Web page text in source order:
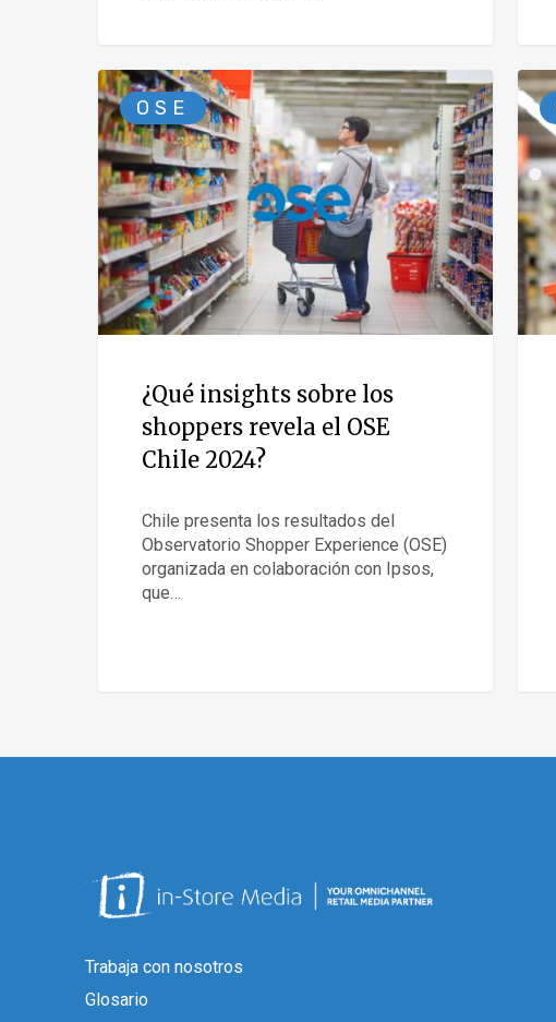
OSE
¿Qué insights sobre los
shoppers revela el OSE
Chile 2024?
Chile presenta los resultados del
Observatorio Shopper Experience (OSE)
organizada en colaboración con Ipsos,
que…
Trabaja con nosotros
Glosario